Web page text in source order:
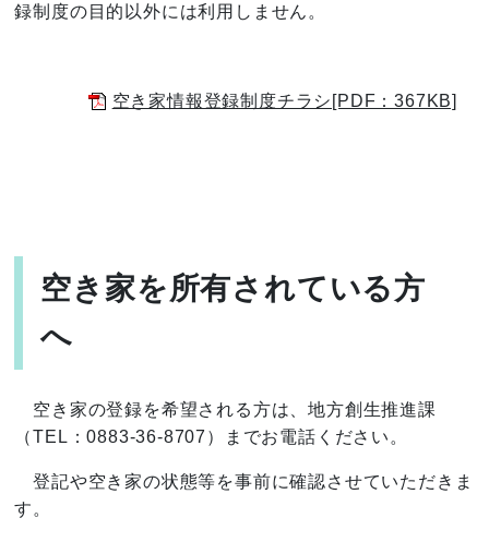
録制度の目的以外には利用しません。
空き家情報登録制度チラシ[PDF：367KB]
空き家を所有されている方
へ
空き家の登録を希望される方は、地方創生推進課
（TEL：0883-36-8707）までお電話ください。
登記や空き家の状態等を事前に確認させていただきま
す。